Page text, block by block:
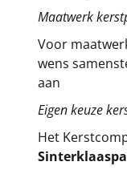
Maatwerk
Voor
wens
aan
Eigen keuze
Het